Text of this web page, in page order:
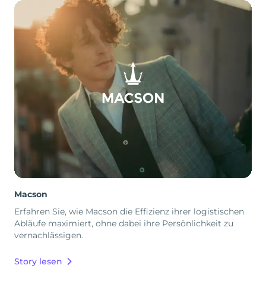
Macson
Erfahren Sie, wie Macson die Effizienz ihrer logistischen
Abläufe maximiert, ohne dabei ihre Persönlichkeit zu
vernachlässigen.
Story lesen